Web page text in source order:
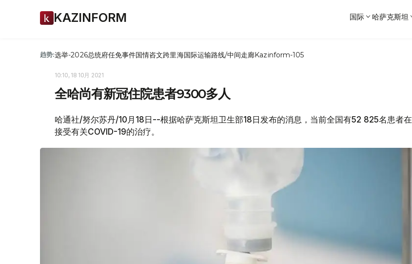
KAZINFORM 国际 哈萨克斯坦
趋势:选举-2026总统府任免事件国情咨文跨里海国际运输路线/中间走廊Kazinform-105
10:10, 18 10月 2021
全哈尚有新冠住院患者9300多人
哈通社/努尔苏丹/10月18日--根据哈萨克斯坦卫生部18日发布的消息，当前全国有52 825名患者在
接受有关COVID-19的治疗。